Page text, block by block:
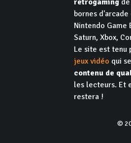
retrogaming
bornes
Nintendo Game
Saturn, Xbox,
Le site est tenu
jeux vidéo qui
contenu de
les lecteurs. Et
restera !
©